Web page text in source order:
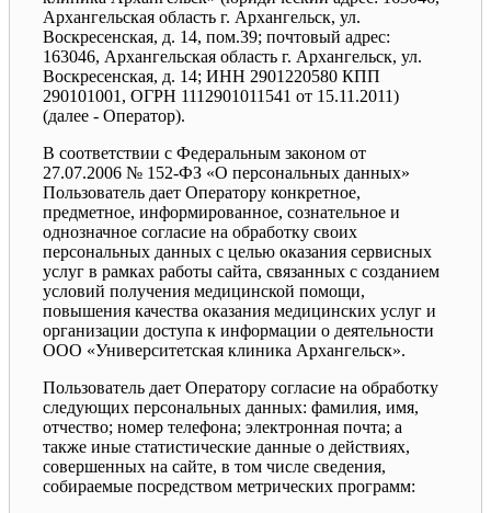
Архангельская область г. Архангельск, ул.
Воскресенская, д. 14, пом.39; почтовый адрес:
163046, Архангельская область г. Архангельск, ул.
Воскресенская, д. 14; ИНН 2901220580 КПП
290101001, ОГРН 1112901011541 от 15.11.2011)
(далее - Оператор).
В соответствии с Федеральным законом от
27.07.2006 № 152-ФЗ «О персональных данных»
Пользователь дает Оператору конкретное,
предметное, информированное, сознательное и
однозначное согласие на обработку своих
персональных данных с целью оказания сервисных
услуг в рамках работы сайта, связанных с созданием
условий получения медицинской помощи,
повышения качества оказания медицинских услуг и
организации доступа к информации о деятельности
ООО «Университетская клиника Архангельск».
Пользователь дает Оператору согласие на обработку
следующих персональных данных: фамилия, имя,
отчество; номер телефона; электронная почта; а
также иные статистические данные о действиях,
совершенных на сайте, в том числе сведения,
собираемые посредством метрических программ: